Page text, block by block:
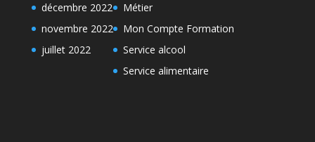
décembre 2022
novembre 2022
juillet 2022
Métier
Mon Compte Formation
Service alcool
Service alimentaire